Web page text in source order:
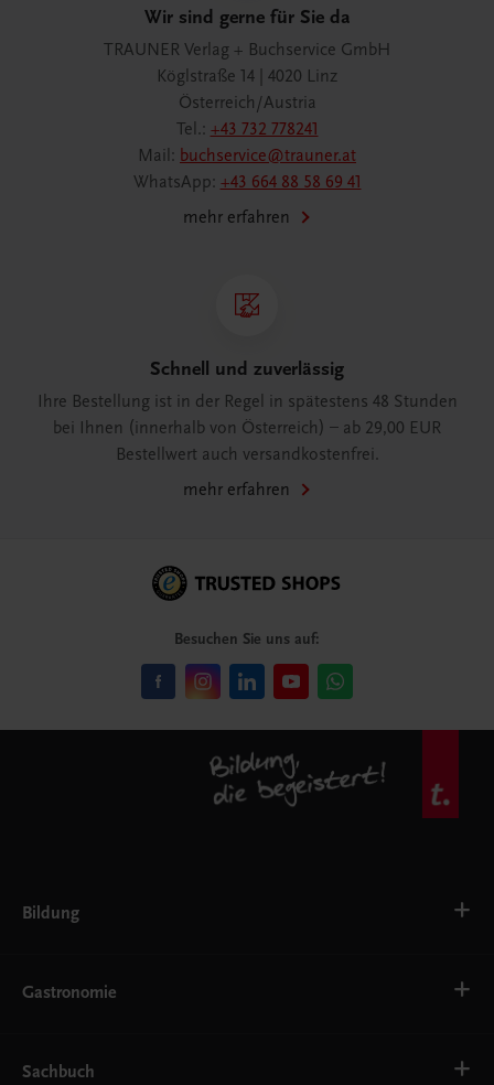
Wir sind gerne für Sie da
TRAUNER Verlag + Buchservice GmbH
Köglstraße 14 | 4020 Linz
Österreich/Austria
Tel.: +43 732 778241
Mail: buchservice@trauner.at
WhatsApp: +43 664 88 58 69 41
mehr erfahren
Schnell und zuverlässig
Ihre Bestellung ist in der Regel in spätestens 48 Stunden
bei Ihnen (innerhalb von Österreich) – ab 29,00 EUR
Bestellwert auch versandkostenfrei.
mehr erfahren
Besuchen Sie uns auf:
Bildung
AHS
EWF/ZWF
FW
Gastronomie
Getränke
Sachbuch